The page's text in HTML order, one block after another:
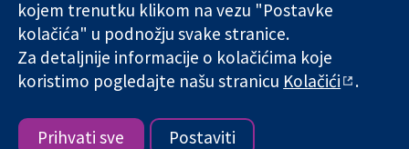
The Cochrane Collaboration is a charity (no. 1045921) and a
company limited by guarantee (no. 03044323) registered in
England & Wales. VAT registration number GB 718 2127 49.
Copyright © 2026 The Cochrane Collaboration
Uvjeti korištenja|Odricanje od odgovornosti
Politika kolačića|Postavke kolačića
kojem trenutku klikom na vezu "Postavke
kolačića" u podnožju svake stranice.
Za detaljnije informacije o kolačićima koje
koristimo pogledajte našu stranicu Kolačići .
Prihvati sve Postaviti